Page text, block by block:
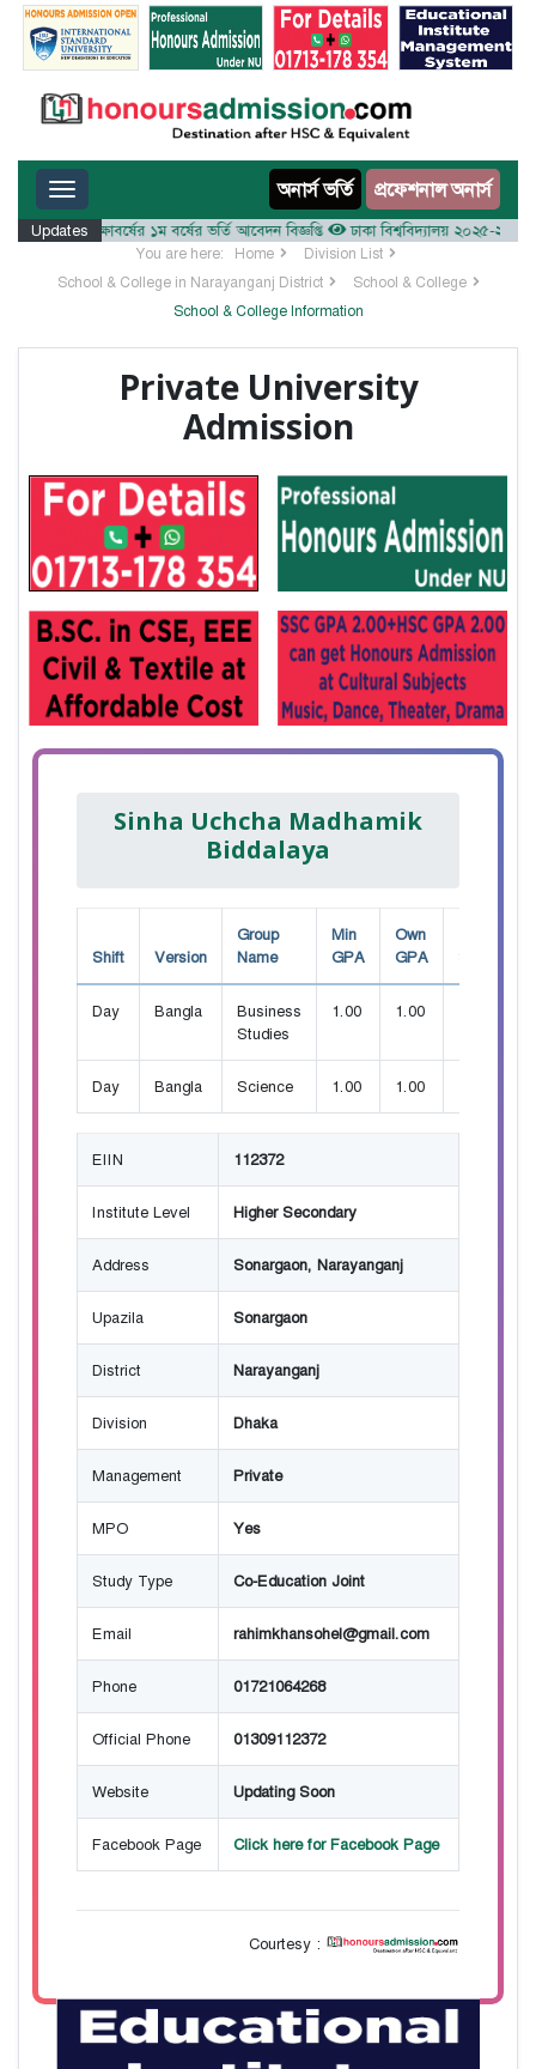
Toggle navigation অনার্স ভর্তি প্রফেশনাল অনার্স
Updates
২০২৫-২৬ শিক্ষাবর্ষের ১ম বর্ষের ভর্তি আবেদন বিজ্ঞপ্তি ঢাকা বিশ্ববিদ্যালয় ২০২৫-২৬
You are here: Home
Division List
School & College in Narayanganj District
School & College
School & College Information
Private University
Admission
Sinha Uchcha Madhamik
Biddalaya
Shift Version
Group
Name
Min
GPA
Own
GPA
Day Bangla
Business
Studies
1.00 1.00
Day Bangla Science 1.00 1.00
EIIN 112372
Institute Level Higher Secondary
Address Sonargaon, Narayanganj
Upazila Sonargaon
District Narayanganj
Division Dhaka
Management Private
MPO Yes
Study Type Co-Education Joint
Email rahimkhansohel@gmail.com
Phone 01721064268
Official Phone 01309112372
Website Updating Soon
Facebook Page Click here for Facebook Page
Courtesy :